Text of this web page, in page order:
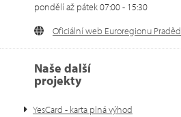
pondělí až pátek 07:00 - 15:30
Oficiální web Euroregionu Praděd
Naše další
projekty
YesCard - karta plná výhod